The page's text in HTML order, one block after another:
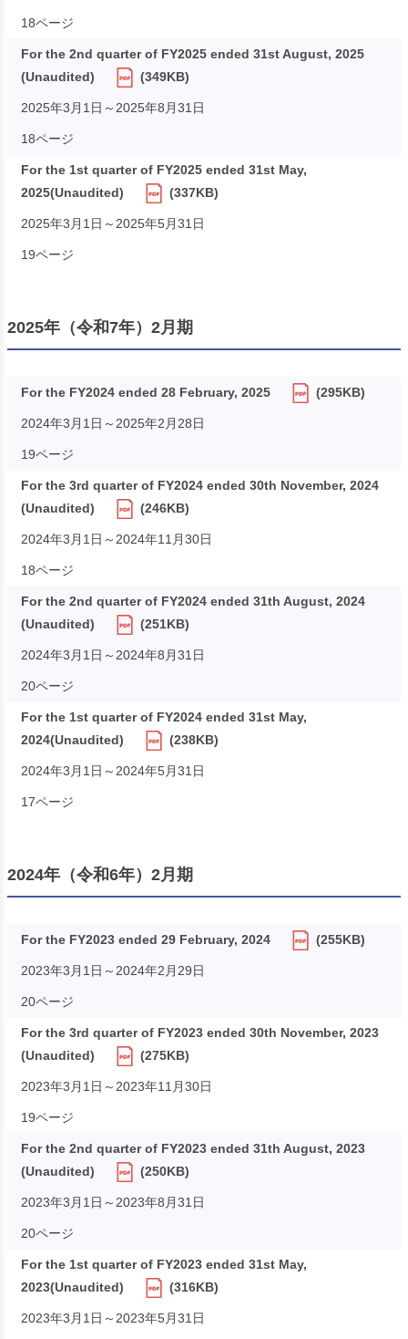
18ページ
For the 2nd quarter of FY2025 ended 31st August, 2025
(Unaudited)
(349KB)
2025年3月1日～2025年8月31日
18ページ
For the 1st quarter of FY2025 ended 31st May,
2025(Unaudited)
(337KB)
2025年3月1日～2025年5月31日
19ページ
2025年（令和7年）2月期
For the FY2024 ended 28 February, 2025 (295KB)
2024年3月1日～2025年2月28日
19ページ
For the 3rd quarter of FY2024 ended 30th November, 2024
(Unaudited)
(246KB)
2024年3月1日～2024年11月30日
18ページ
For the 2nd quarter of FY2024 ended 31th August, 2024
(Unaudited)
(251KB)
2024年3月1日～2024年8月31日
20ページ
For the 1st quarter of FY2024 ended 31st May,
2024(Unaudited)
(238KB)
2024年3月1日～2024年5月31日
17ページ
2024年（令和6年）2月期
For the FY2023 ended 29 February, 2024 (255KB)
2023年3月1日～2024年2月29日
20ページ
For the 3rd quarter of FY2023 ended 30th November, 2023
(Unaudited)
(275KB)
2023年3月1日～2023年11月30日
19ページ
For the 2nd quarter of FY2023 ended 31th August, 2023
(Unaudited)
(250KB)
2023年3月1日～2023年8月31日
20ページ
For the 1st quarter of FY2023 ended 31st May,
2023(Unaudited)
(316KB)
2023年3月1日～2023年5月31日